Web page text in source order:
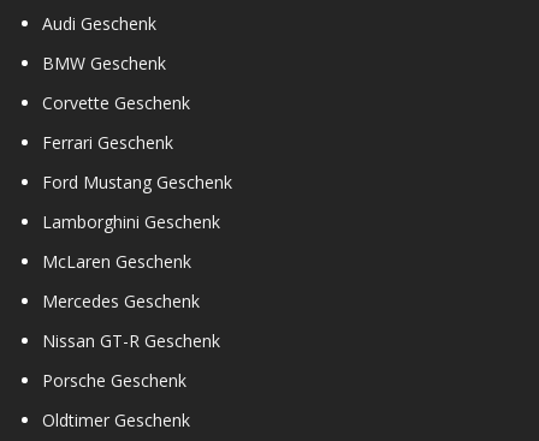
Audi Geschenk
BMW Geschenk
Corvette Geschenk
Ferrari Geschenk
Ford Mustang Geschenk
Lamborghini Geschenk
McLaren Geschenk
Mercedes Geschenk
Nissan GT-R Geschenk
Porsche Geschenk
Oldtimer Geschenk